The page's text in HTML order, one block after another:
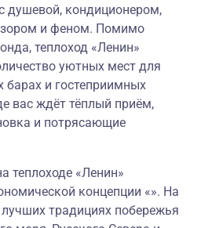
душевой, кондиционером,
и феном. Помимо
теплоход «Ленин»
уютных мест для
и гостеприимных
вас ждёт тёплый приём,
и потрясающие
теплоходе «Ленин»
концепции «». На
традициях побережья